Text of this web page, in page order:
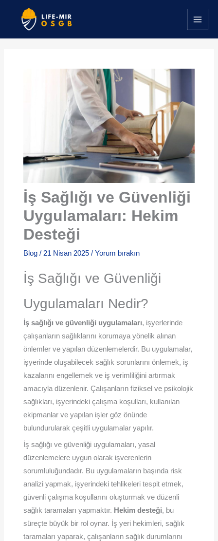
İş Sağlığı ve Güvenliği
Uygulamaları: Hekim
Desteği
Blog/ 21 Nisan 2025 / Yorum bırakın
İş Sağlığı ve Güvenliği
Uygulamaları Nedir?
İş sağlığı ve güvenliği uygulamaları, işyerlerinde
çalışanların sağlıklarını korumaya yönelik alınan
önlemler ve yapılan düzenlemelerdir. Bu uygulamalar,
işyerinde oluşabilecek sağlık sorunlarını önlemek, iş
kazalarını engellemek ve iş verimliliğini artırmak
amacıyla düzenlenir. Çalışanların fiziksel ve psikolojik
sağlıkları, işyerindeki çalışma koşulları, kullanılan
ekipmanlar ve yapılan işler göz önünde
bulundurularak çeşitli uygulamalar yapılır.
İş sağlığı ve güvenliği uygulamaları, yasal
düzenlemelere uygun olarak işverenlerin
sorumluluğundadır. Bu uygulamaların başında risk
analizi yapmak, işyerindeki tehlikeleri tespit etmek,
güvenli çalışma koşullarını oluşturmak ve düzenli
sağlık taramaları yapmaktır. Hekim desteği, bu
süreçte büyük bir rol oynar. İş yeri hekimleri, sağlık
taramaları yaparak, çalışanların sağlık durumlarını